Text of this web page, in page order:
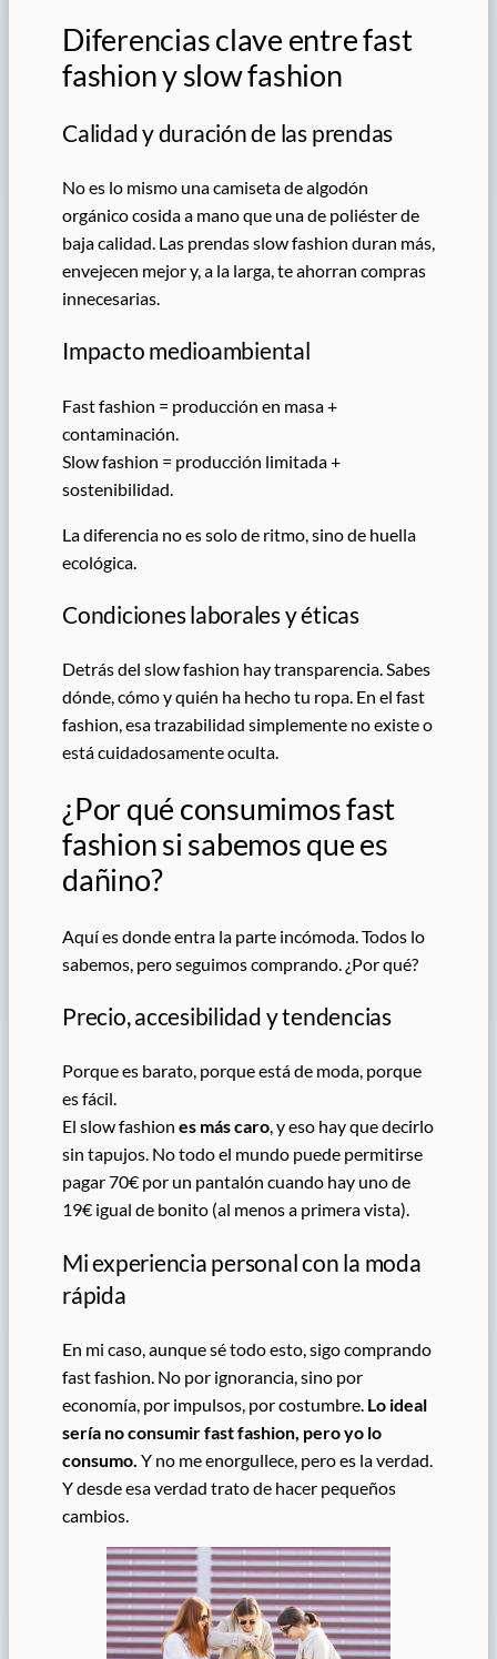
Diferencias clave entre fast
fashion y slow fashion
Calidad y duración de las prendas
No es lo mismo una camiseta de algodón
orgánico cosida a mano que una de poliéster de
baja calidad. Las prendas slow fashion duran más,
envejecen mejor y, a la larga, te ahorran compras
innecesarias.
Impacto medioambiental
Fast fashion = producción en masa +
contaminación.
Slow fashion = producción limitada +
sostenibilidad.
La diferencia no es solo de ritmo, sino de huella
ecológica.
Condiciones laborales y éticas
Detrás del slow fashion hay transparencia. Sabes
dónde, cómo y quién ha hecho tu ropa. En el fast
fashion, esa trazabilidad simplemente no existe o
está cuidadosamente oculta.
¿Por qué consumimos fast
fashion si sabemos que es
dañino?
Aquí es donde entra la parte incómoda. Todos lo
sabemos, pero seguimos comprando. ¿Por qué?
Precio, accesibilidad y tendencias
Porque es barato, porque está de moda, porque
es fácil.
El slow fashion es más caro, y eso hay que decirlo
sin tapujos. No todo el mundo puede permitirse
pagar 70€ por un pantalón cuando hay uno de
19€ igual de bonito (al menos a primera vista).
Mi experiencia personal con la moda
rápida
En mi caso, aunque sé todo esto, sigo comprando
fast fashion. No por ignorancia, sino por
economía, por impulsos, por costumbre. Lo ideal
sería no consumir fast fashion, pero yo lo
consumo. Y no me enorgullece, pero es la verdad.
Y desde esa verdad trato de hacer pequeños
cambios.